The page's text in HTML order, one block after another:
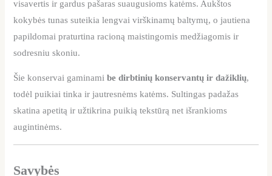
visavertis ir gardus pašaras suaugusioms katėms. Aukštos
kokybės tunas suteikia lengvai virškinamų baltymų, o jautiena
papildomai praturtina racioną maistingomis medžiagomis ir
sodresniu skoniu.
Šie konservai gaminamibe dirbtinių konservantų ir dažiklių,
todėl puikiai tinka ir jautresnėms katėms. Sultingas padažas
skatina apetitą ir užtikrina puikią tekstūrą net išrankioms
augintinėms.
Savybės